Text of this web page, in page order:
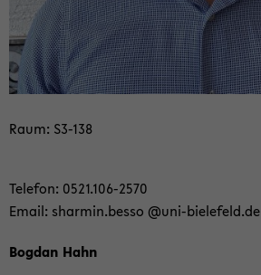
Raum: S3-​138
Te­le­fon: 0521.106-​2570
Email: shar­min.besso @uni-​bielefeld.de
Bog­dan Hahn